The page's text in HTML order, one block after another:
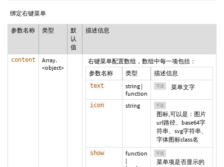
绑定右键菜单
参数名称 类型
默
认
值
描述信息
content
Array.
<object>
右键菜单配置数组，数组中每一项包括：
参数名称
类型 描述信息
text string |
function
可选 菜单文字
icon string 可选
图标,可以是：图片
url路径、base64字
符串、svg字符串、
字体图标class名
show
function
|
可选
菜单项是否显示的